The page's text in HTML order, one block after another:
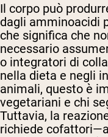
Il corpo può
dagli amminoacidi
che significa che
necessario
o integratori di
nella dieta e negli
animali, questo è
vegetariani e chi
Tuttavia, la
richiede